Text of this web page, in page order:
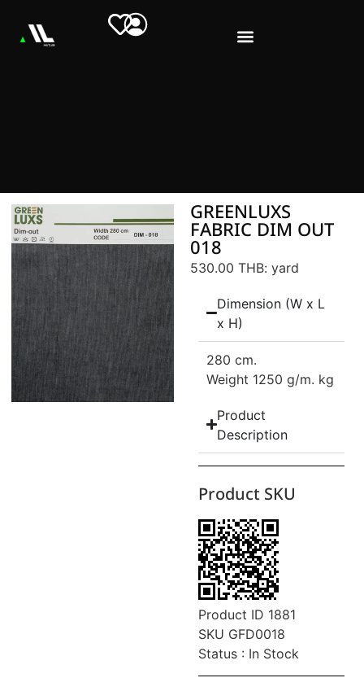
GREENLUXS
FABRIC DIM OUT
018
530.00 THB: yard
Dimension (W x L
x H)
280 cm.
Weight 1250 g/m. kg
Product
Description
Product SKU
Product ID 1881
SKU GFD0018
Status : In Stock